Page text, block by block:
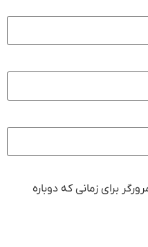
برای زمانی که دوباره